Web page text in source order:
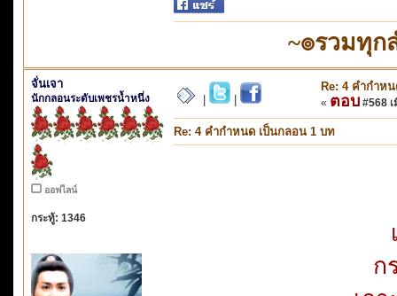
~๏รวมทุ
จั่นเจา
นักกลอนระดับเพชรน้ำหนึ่ง
ออฟไลน์
กระทู้: 1346
Re: 4 คำกำห
« ตอบ #568
Re: 4 คำกำหนด เป็นกลอน 1 บท
ก